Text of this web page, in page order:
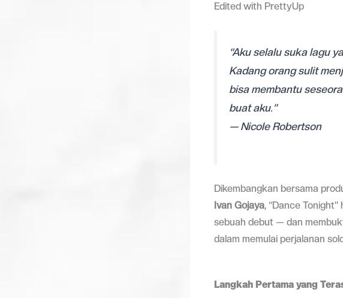
Edited with PrettyUp
“Aku selalu suka lagu
Kadang orang sulit
bisa membantu
buat aku.”
— Nicole Robertson
Dikembangkan bersama
Ivan Gojaya, “Dance
sebuah debut — dan
dalam memulai perjalanan
Langkah Pertama yang